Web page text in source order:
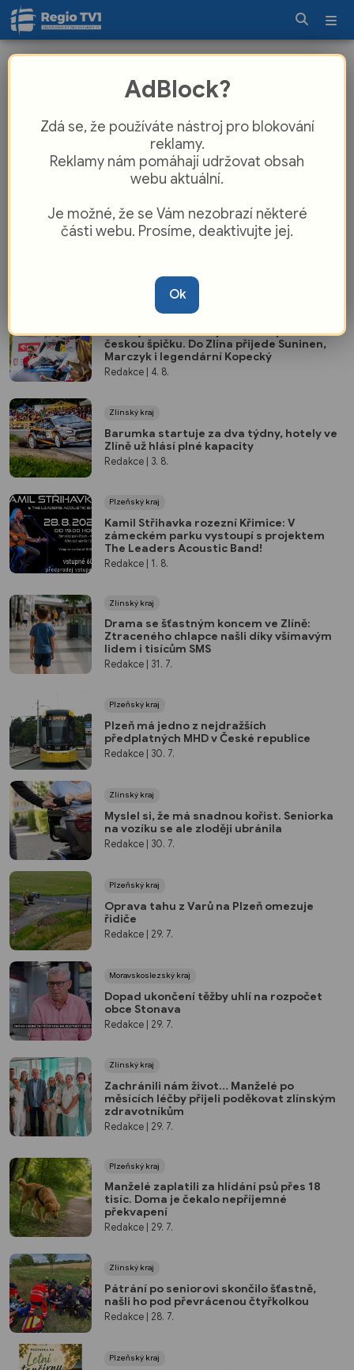
Zlínský kraj
Zlínská plavkyně potřetí zdolala La
Manche, stylem prsa jako teprve 5. žena
na světě
Redakce| Včera
Zlínský kraj
Budova č. 34 půjde k zemi. Do Baťova
Jubilejní Barum Rally láká evropskou i
českou špičku. Do Zlína přijede Suninen,
Marczyk i legendární Kopecký
Redakce| 4. 8.
Zlínský kraj
Barumka startuje za dva týdny, hotely ve
Zlíně už hlásí plné kapacity
Redakce| 3. 8.
Plzeňský kraj
Kamil Střihavka rozezní Křimice: V
zámeckém parku vystoupí s projektem
The Leaders Acoustic Band!
Redakce| 1. 8.
Zlínský kraj
Drama se šťastným koncem ve Zlíně:
Ztraceného chlapce našli díky všímavým
lidem i tisícům SMS
Redakce| 31. 7.
Plzeňský kraj
Plzeň má jedno z nejdražších
předplatných MHD v České republice
Redakce| 30. 7.
Zlínský kraj
Myslel si, že má snadnou kořist. Seniorka
na vozíku se ale zloději ubránila
Redakce| 30. 7.
Plzeňský kraj
Oprava tahu z Varů na Plzeň omezuje
řidiče
Redakce| 29. 7.
Moravskoslezský kraj
Dopad ukončení těžby uhlí na rozpočet
obce Stonava
Redakce | 29. 7.
Zlínský kraj
Zachránili nám život… Manželé po
měsících léčby přijeli poděkovat zlínským
zdravotníkům
Redakce| 29. 7.
Plzeňský kraj
Manželé zaplatili za hlídání psů přes 18
tisíc. Doma je čekalo nepříjemné
překvapení
Redakce| 29. 7.
Zlínský kraj
Pátrání po seniorovi skončilo šťastně,
našli ho pod převrácenou čtyřkolkou
Redakce| 28. 7.
Plzeňský kraj
AdBlock?
Zdá se, že používáte nástroj pro blokování
reklamy.
Reklamy nám pomáhají udržovat obsah
webu aktuální.
Je možné, že se Vám nezobrazí některé
části webu. Prosíme, deaktivujte jej.
Ok